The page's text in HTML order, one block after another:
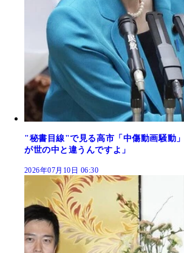
"秘書目線"で見る高市「中傷動画騒動
が世の中と違うんですよ」
2026年07月10日 06:30